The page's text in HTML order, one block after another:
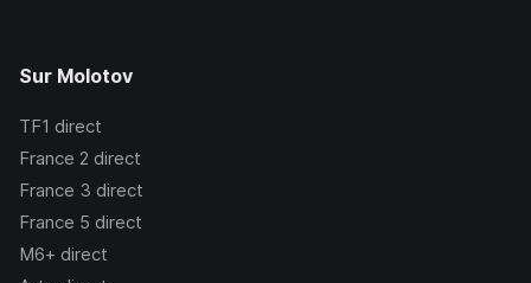
Sur Molotov
TF1 direct
France 2 direct
France 3 direct
France 5 direct
M6+ direct